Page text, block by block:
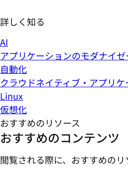
詳しく知る
AI
アプリケーションのモダナイ
自動化
クラウドネイティブ・アプリケ
Linux
仮想化
おすすめのリソース
おすすめのコンテンツ
閲覧される際に、おすすめのリ